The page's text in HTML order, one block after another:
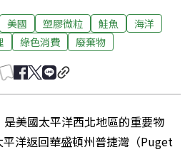
美國 塑膠微粒 鮭魚
海洋
綠色消費 廢棄物
美國太平洋西北地區的重要物
洋返回華盛頓州普捷灣（Puget